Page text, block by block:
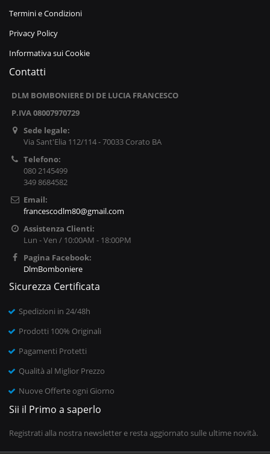
Termini e Condizioni
Privacy Policy
Informativa sui Cookie
Contatti
DLM BOMBONIERE DI DE LUCIA FRANCESCO
P.IVA 08007970729
Sede legale:
Via Sant'Elia 112/114 - 70033 Corato BA
Telefono:
080 2145499
349 8684582
Email:
francescodlm80@gmail.com
Assistenza Clienti:
Lun - Ven / 10:00AM - 18:00PM
Pagina Facebook:
DlmBomboniere
Sicurezza Certificata
Spedizioni in 24/48h
Prodotti 100% Originali
Pagamenti Protetti
Qualità al Miglior Prezzo
Nuove Offerte ogni Giorno
Sii il Primo a saperlo
Registrati alla nostra newsletter e resta aggiornato sulle ultime novità.